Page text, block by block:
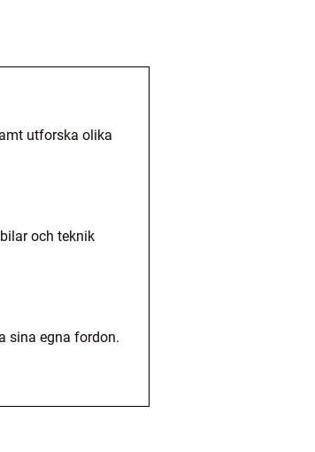
utforska olika
och teknik
sina egna fordon.